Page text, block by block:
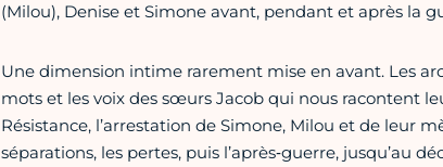
(Milou), Denise et Simone avant, pendant et après la
Une dimension intime rarement mise en avant. Les
mots et les voix des sœurs Jacob qui nous racontent
Résistance, l’arrestation de Simone, Milou et de leur
séparations, les pertes, puis l’après‑guerre, jusqu’au